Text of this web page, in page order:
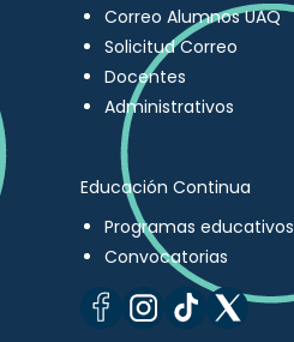
Correo Alumnos UAQ
Solicitud Correo
Docentes
Administrativos
Educación Continua
Programas educativos
Convocatorias